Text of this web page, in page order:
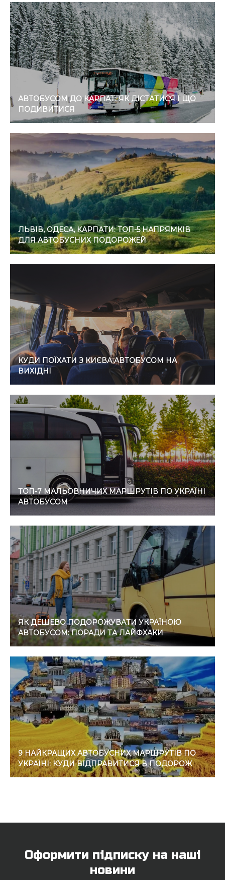
АВТОБУСОМ ДО КАРПАТ: ЯК ДІСТАТИСЯ І ЩО
ПОДИВИТИСЯ
ЛЬВІВ, ОДЕСА, КАРПАТИ: ТОП-5 НАПРЯМКІВ
ДЛЯ АВТОБУСНИХ ПОДОРОЖЕЙ
КУДИ ПОЇХАТИ З КИЄВА АВТОБУСОМ НА
ВИХІДНІ
ТОП-7 МАЛЬОВНИЧИХ МАРШРУТІВ ПО УКРАЇНІ
АВТОБУСОМ
ЯК ДЕШЕВО ПОДОРОЖУВАТИ УКРАЇНОЮ
АВТОБУСОМ: ПОРАДИ ТА ЛАЙФХАКИ
9 НАЙКРАЩИХ АВТОБУСНИХ МАРШРУТІВ ПО
УКРАЇНІ: КУДИ ВІДПРАВИТИСЯ В ПОДОРОЖ
Оформити підписку на наші
новини